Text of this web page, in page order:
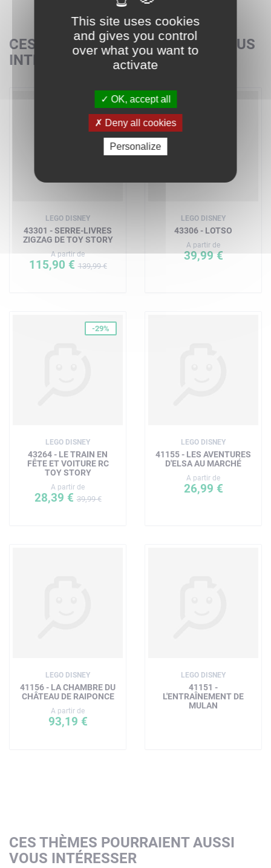
CES SETS POURRAIENT AUSSI VOUS
INTÉRESSER
-17%
LEGO DISNEY
43301 - SERRE-LIVRES
ZIGZAG DE TOY STORY
A partir de
115,90 €139,99 €
LEGO DISNEY
43306 - LOTSO
A partir de
39,99 €
-29%
LEGO DISNEY
43264 - LE TRAIN EN
FÊTE ET VOITURE RC
TOY STORY
A partir de
28,39 €39,99 €
LEGO DISNEY
41155 - LES AVENTURES
D'ELSA AU MARCHÉ
A partir de
26,99 €
LEGO DISNEY
41156 - LA CHAMBRE DU
CHÂTEAU DE RAIPONCE
A partir de
93,19 €
LEGO DISNEY
41151 -
L'ENTRAÎNEMENT DE
MULAN
CES THÈMES POURRAIENT AUSSI
VOUS INTÉRESSER
This site uses cookies
and gives you control
over what you want to
activate
OK, accept all
Deny all cookies
Personalize